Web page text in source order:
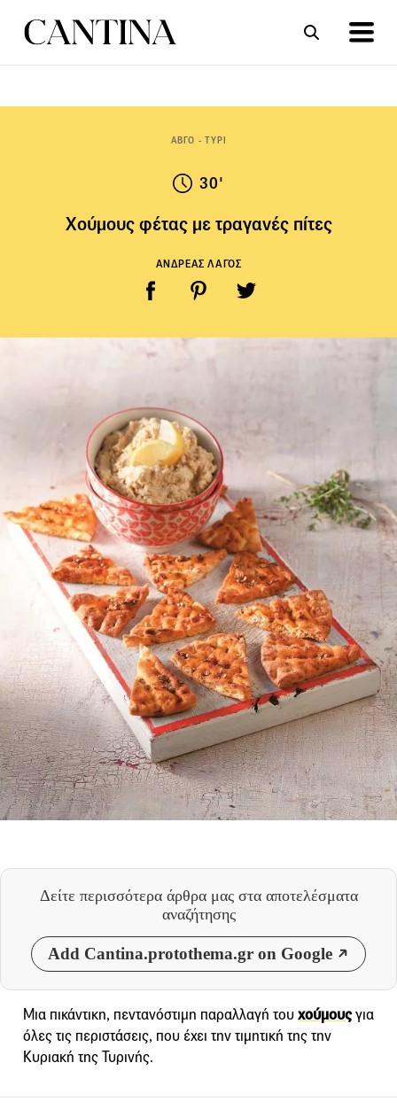
ΑΒΓΟ - ΤΥΡΙ
30'
Χούμους φέτας με τραγανές πίτες
ΑΝΔΡΕΑΣ ΛΑΓΟΣ
Δείτε περισσότερα άρθρα μας στα αποτελέσματα
αναζήτησης
Add Cantina.protothema.gr on Google
Μια πικάντικη, πεντανόστιμη παραλλαγή του χούμουςγια
όλες τις περιστάσεις, που έχει την τιμητική της την
Κυριακή της Τυρινής.